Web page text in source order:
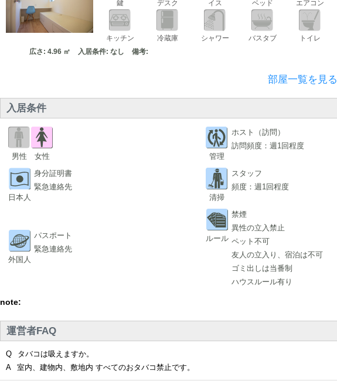
鍵 デスク イス ベッド エアコン
キッチン 冷蔵庫 シャワー バスタブ トイレ
広さ: 4.96 ㎡ 入居条件: なし 備考:
部屋一覧を見る
入居条件
男性 女性 管理
ホスト（訪問）
訪問頻度：週1回程度
日本人
身分証明書
緊急連絡先
清掃
スタッフ
頻度：週1回程度
外国人
パスポート
緊急連絡先
ルール
禁煙
異性の立入禁止
ペット不可
友人の立入り、宿泊は不可
ゴミ出しは当番制
ハウスルール有り
note:
運営者FAQ
Q
タバコは吸えますか。
A
室内、建物内、敷地内 すべてのおタバコ禁止です。